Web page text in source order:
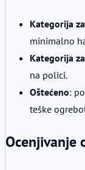
Kategorija
minimalno
Kategorija
na polici.
Oštećeno:
teške
Ocenjivanje